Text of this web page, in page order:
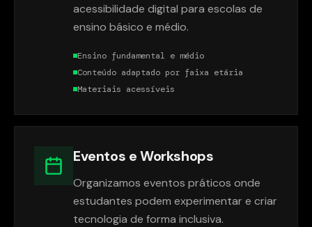
acessibilidade digital para escolas de
ensino básico e médio.
Ensino fundamental e médio
Conteúdo adaptado por faixa etária
Materiais acessíveis
Eventos e Workshops
Organizamos eventos práticos onde
estudantes podem experimentar e criar
tecnologia de forma inclusiva.